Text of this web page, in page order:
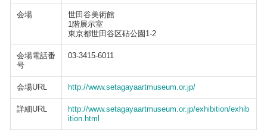
会場
世田谷美術館
1階展示室
東京都世田谷区砧公園1-2
会場電話番
号
03-3415-6011
会場URL http://www.setagayaartmuseum.or.jp/
詳細URL
http://www.setagayaartmuseum.or.jp/exhibition/exhib
ition.html